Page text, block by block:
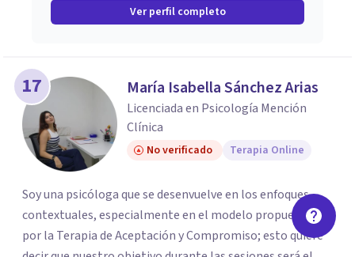
Ver perfil completo
17 María Isabella Sánchez Arias
Licenciada en Psicología Mención
Clínica
No verificado Terapia Online
Soy una psicóloga que se desenvuelve en los enfoques
contextuales, especialmente en el modelo propuesto
por la Terapia de Aceptación y Compromiso; esto quiere